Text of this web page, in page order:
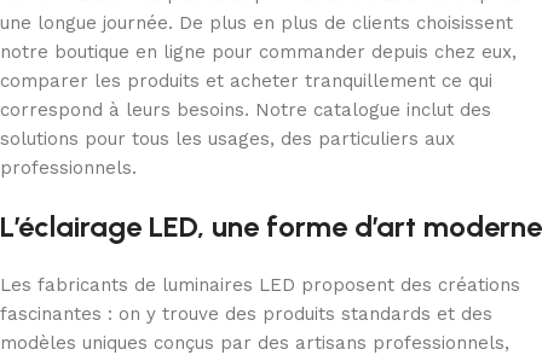
une longue journée. De plus en plus de clients choisissent
notre boutique en ligne pour commander depuis chez eux,
comparer les produits et acheter tranquillement ce qui
correspond à leurs besoins. Notre catalogue inclut des
solutions pour tous les usages, des particuliers aux
professionnels.
L’éclairage LED, une forme d’art moderne
Les fabricants de luminaires LED proposent des créations
fascinantes : on y trouve des produits standards et des
modèles uniques conçus par des artisans professionnels,